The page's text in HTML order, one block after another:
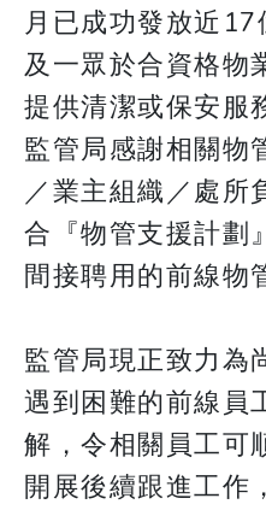
月已成功發放近
及一眾於合資格物
提供清潔或保安服
監管局感謝相關物
／業主組織／處所
合『物管支援計劃
間接聘用的前線物
監管局現正致力為
遇到困難的前線員
解，令相關員工可
開展後續跟進工作